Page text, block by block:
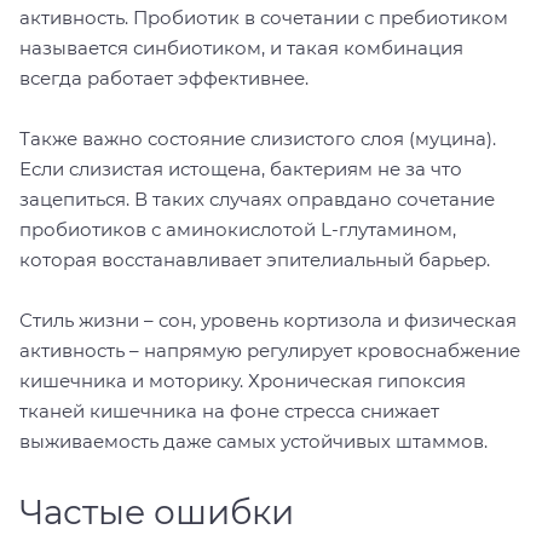
активность. Пробиотик в сочетании с пребиотиком
называется синбиотиком, и такая комбинация
всегда работает эффективнее.
Также важно состояние слизистого слоя (муцина).
Если слизистая истощена, бактериям не за что
зацепиться. В таких случаях оправдано сочетание
пробиотиков с аминокислотой L-глутамином,
которая восстанавливает эпителиальный барьер.
Стиль жизни – сон, уровень кортизола и физическая
активность – напрямую регулирует кровоснабжение
кишечника и моторику. Хроническая гипоксия
тканей кишечника на фоне стресса снижает
выживаемость даже самых устойчивых штаммов.
Частые ошибки